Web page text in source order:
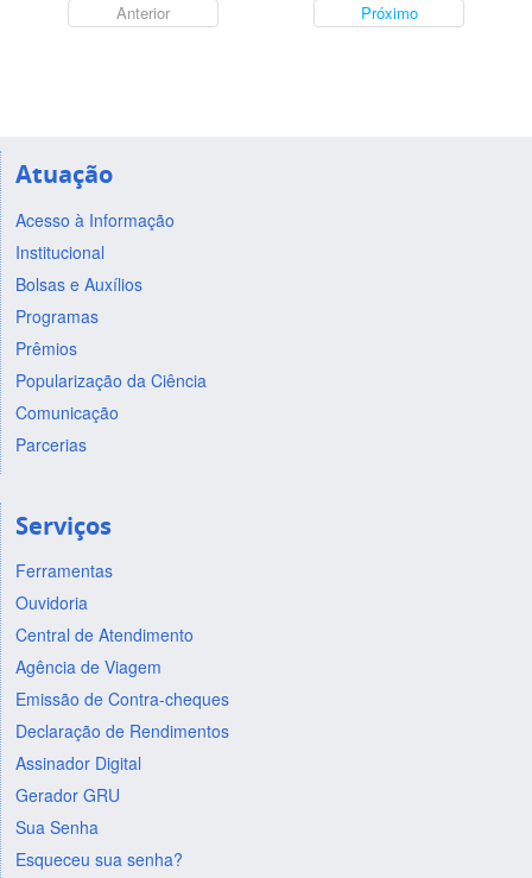
Anterior Próximo
Atuação
Acesso à Informação
Institucional
Bolsas e Auxílios
Programas
Prêmios
Popularização da Ciência
Comunicação
Parcerias
Serviços
Ferramentas
Ouvidoria
Central de Atendimento
Agência de Viagem
Emissão de Contra-cheques
Declaração de Rendimentos
Assinador Digital
Gerador GRU
Sua Senha
Esqueceu sua senha?